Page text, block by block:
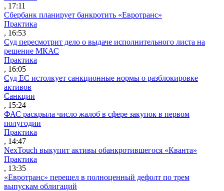
, 17:11
Сбербанк планирует банкротить «Евротранс»
Практика
, 16:53
Суд пересмотрит дело о выдаче исполнительного листа на
решение МКАС
Практика
, 16:05
Суд ЕС истолкует санкционные нормы о разблокировке
активов
Санкции
, 15:24
ФАС раскрыла число жалоб в сфере закупок в первом
полугодии
Практика
, 14:47
NexTouch выкупит активы обанкротившегося «Кванта»
Практика
, 13:35
«Евротранс» перешел в полноценный дефолт по трем
выпускам облигаций